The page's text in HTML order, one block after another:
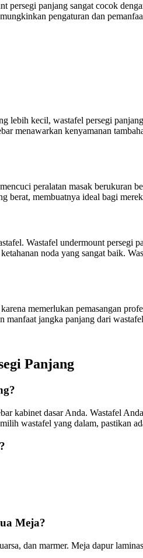
panjang sangat cocok
pengaturan dan
kecil, wastafel persegi
menawarkan kenyamanan
peralatan masak berukuran
membuatnya ideal bagi
Wastafel undermount persegi
noda yang sangat baik.
memerlukan pemasangan
jangka panjang dari
Panjang
kabinet dasar Anda. Wastafel
wastafel yang dalam, pastikan
Meja?
dan marmer. Meja dapur